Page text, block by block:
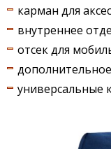
карман для
внутреннее
отсек для
универсальные